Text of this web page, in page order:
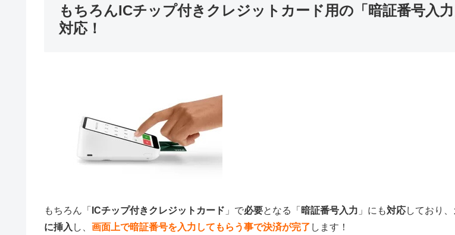
もちろんICチップ付きクレジットカード用の「暗証番号入
対応！
もちろん「 ICチップ付きクレジットカード 」で必要となる「 暗証番号入力 」にも対応しており、
に挿入 し、 画面上で暗証番号を入力してもらう事で決済が完了 します！